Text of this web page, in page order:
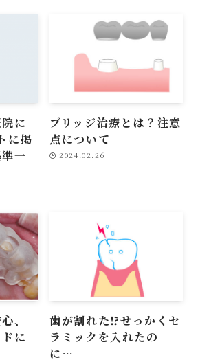
に
に掲
一
ブリッジ治療とは？注意
点について
2024.02.26
、
に
歯が割れた⁉せっかくセ
ラミックを入れたの
に…